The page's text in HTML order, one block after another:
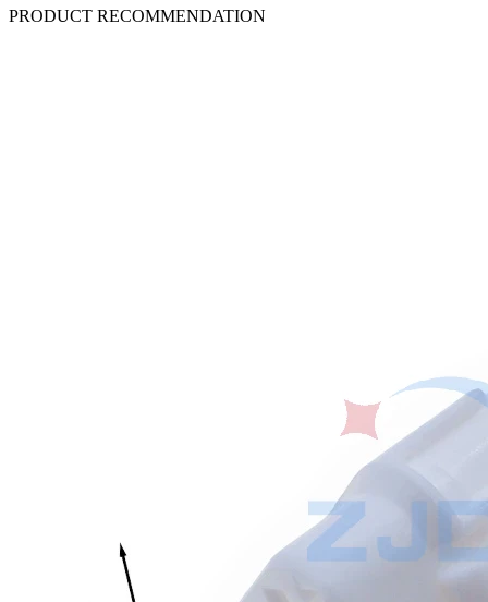
PRODUCT RECOMMENDATION